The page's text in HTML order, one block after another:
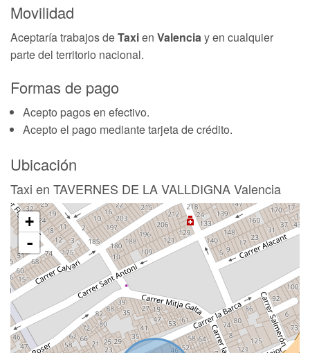
Movilidad
Aceptaría trabajos deTaxien Valenciay en cualquier
parte del territorio nacional.
Formas de pago
Acepto pagos en efectivo.
Acepto el pago mediante tarjeta de crédito.
Ubicación
Taxi en TAVERNES DE LA VALLDIGNA Valencia
+
-